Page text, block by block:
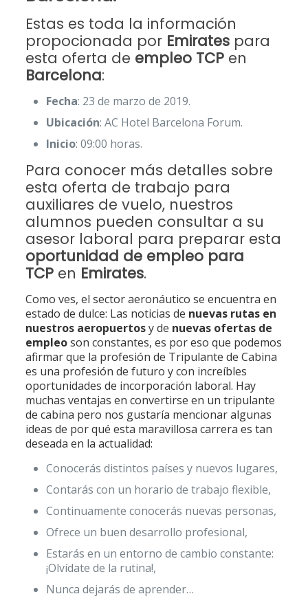
Estas es toda la información
propocionada por Emiratespara
esta oferta de empleo TCPen
Barcelona:
Fecha: 23 de marzo de 2019.
Ubicación: AC Hotel Barcelona Forum.
Inicio: 09:00 horas.
Para conocer más detalles sobre
esta oferta de trabajo para
auxiliares de vuelo, nuestros
alumnos pueden consultar a su
asesor laboral para preparar esta
oportunidad de empleo para
TCPen Emirates.
Como ves, el sector aeronáutico se encuentra en
estado de dulce: Las noticias de nuevas rutas en
nuestros aeropuertosy de nuevas ofertas de
empleoson constantes, es por eso que podemos
afirmar que la profesión de Tripulante de Cabina
es una profesión de futuro y con increíbles
oportunidades de incorporación laboral. Hay
muchas ventajas en convertirse en un tripulante
de cabina pero nos gustaría mencionar algunas
ideas de por qué esta maravillosa carrera es tan
deseada en la actualidad:
Conocerás distintos países y nuevos lugares,
Contarás con un horario de trabajo flexible,
Continuamente conocerás nuevas personas,
Ofrece un buen desarrollo profesional,
Estarás en un entorno de cambio constante:
¡Olvídate de la rutina!,
Nunca dejarás de aprender…